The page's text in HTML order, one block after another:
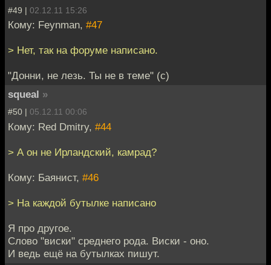
#49 | 02.12.11 15:26
Кому: Feynman, #47
> Нет, так на форуме написано.
"Донни, не лезь. Ты не в теме" (с)
squeal »
#50 | 05.12.11 00:06
Кому: Red Dmitry, #44
> А он не Ирландский, камрад?
Кому: Баянист, #46
> На каждой бутылке написано
Я про другое.
Слово "виски" среднего рода. Виски - оно.
И ведь ещё на бутылках пишут.